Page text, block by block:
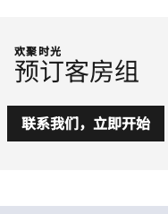
欢聚时光
预订客房组
联系我们，立即开始